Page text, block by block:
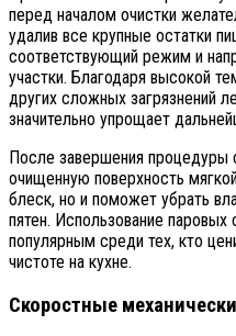
перед началом очистки
удалив все крупные остатки
соответствующий режим и
участки. Благодаря высокой
других сложных загрязнений
значительно упрощает
После завершения процедуры
очищенную поверхность
блеск, но и поможет убрать
пятен. Использование паровых
популярным среди тех, кто
чистоте на кухне.
Скоростные